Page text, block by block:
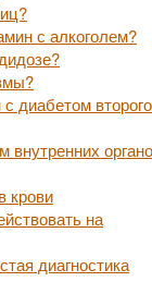
с алкоголем?
диабетом второго
внутренних
крови
на
диагностика